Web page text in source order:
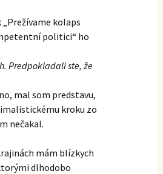
kolaps
politici“ ho
Predpokladali ste, že
mal som predstavu,
kroku zo
nečakal.
mám blízkych
dlhodobo